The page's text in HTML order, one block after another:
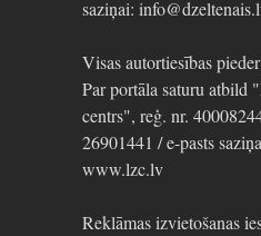
saziņai:
Visas autortiesības
Par portāla saturu atbild
centrs", reģ. nr.
26901441 / e-pasts
www.lzc.lv
Reklāmas izvietošanas